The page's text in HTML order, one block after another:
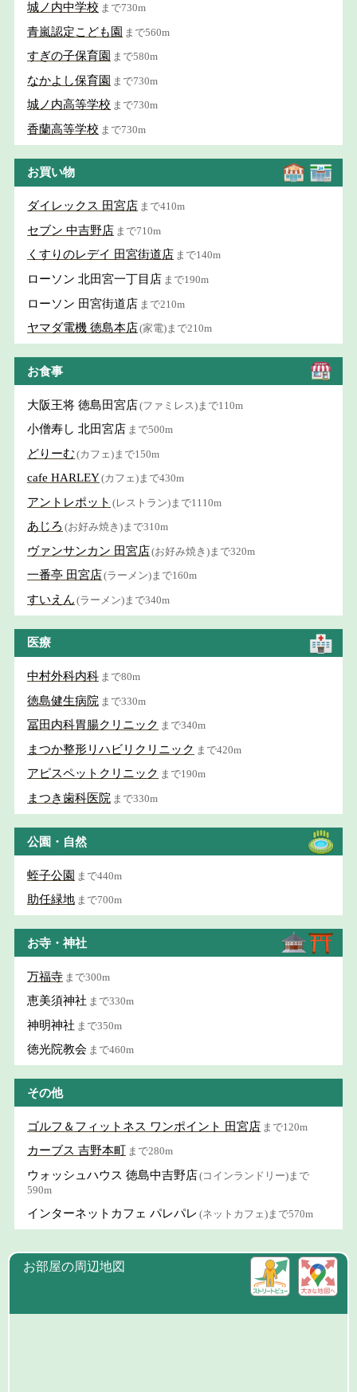
城ノ内中学校 まで730m
青嵐認定こども園 まで560m
すぎの子保育園 まで580m
なかよし保育園 まで730m
城ノ内高等学校 まで730m
香蘭高等学校 まで730m
お買い物
ダイレックス 田宮店 まで410m
セブン 中吉野店 まで710m
くすりのレデイ 田宮街道店 まで140m
ローソン 北田宮一丁目店 まで190m
ローソン 田宮街道店 まで210m
ヤマダ電機 徳島本店(家電)まで210m
お食事
大阪王将 徳島田宮店(ファミレス)まで110m
小僧寿し 北田宮店 まで500m
どりーむ (カフェ)まで150m
cafe HARLEY(カフェ)まで430m
アントレポット (レストラン)まで1110m
あじろ (お好み焼き)まで310m
ヴァンサンカン 田宮店(お好み焼き)まで320m
一番亭 田宮店(ラーメン)まで160m
すいえん (ラーメン)まで340m
医療
中村外科内科 まで80m
徳島健生病院 まで330m
冨田内科胃腸クリニック まで340m
まつか整形リハビリクリニック まで420m
アピスペットクリニック まで190m
まつき歯科医院 まで330m
公園・自然
蛭子公園 まで440m
助任緑地 まで700m
お寺・神社
万福寺 まで300m
恵美須神社 まで330m
神明神社 まで350m
徳光院教会 まで460m
その他
ゴルフ＆フィットネス ワンポイント 田宮店 まで120m
カーブス 吉野本町 まで280m
ウォッシュハウス 徳島中吉野店(コインランドリー)まで
590m
インターネットカフェ パレパレ (ネットカフェ)まで570m
お部屋の周辺地図